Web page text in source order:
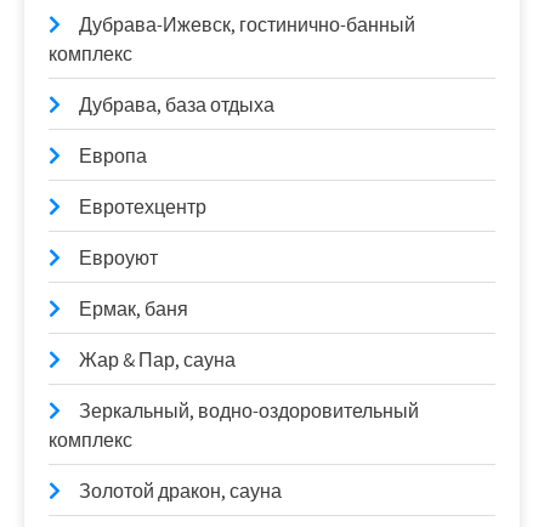
Дубрава-Ижевск, гостинично-банный
комплекс
Дубрава, база отдыха
Европа
Евротехцентр
Евроуют
Ермак, баня
Жар & Пар, сауна
Зеркальный, водно-оздоровительный
комплекс
Золотой дракон, сауна